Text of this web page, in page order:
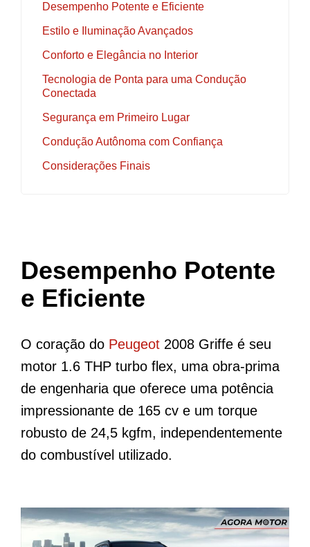
Desempenho Potente e Eficiente
Estilo e Iluminação Avançados
Conforto e Elegância no Interior
Tecnologia de Ponta para uma Condução
Conectada
Segurança em Primeiro Lugar
Condução Autônoma com Confiança
Considerações Finais
Desempenho Potente
e Eficiente
O coração do Peugeot 2008 Griffe é seu
motor 1.6 THP turbo flex, uma obra-prima
de engenharia que oferece uma potência
impressionante de 165 cv e um torque
robusto de 24,5 kgfm, independentemente
do combustível utilizado.